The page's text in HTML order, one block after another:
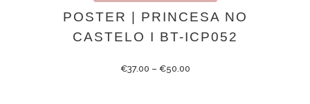
POSTER | PRINCESA NO
CASTELO I BT-ICP052
€37.00 – €50.00